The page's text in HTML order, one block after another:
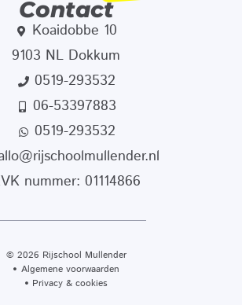
Contact
Koaidobbe 10
9103 NL Dokkum
0519-293532
06-53397883
0519-293532
nummer: 01114866
© 2026 Rijschool Mullender
Algemene voorwaarden
Privacy & cookies